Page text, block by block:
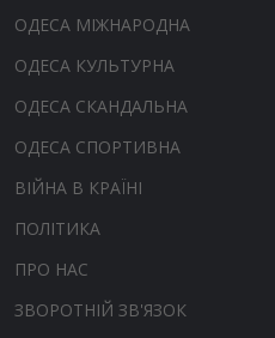
ОДЕСА МІЖНАРОДНА
ОДЕСА КУЛЬТУРНА
ОДЕСА СКАНДАЛЬНА
ОДЕСА СПОРТИВНА
ВІЙНА В КРАЇНІ
ПОЛІТИКА
ПРО НАС
ЗВОРОТНІЙ ЗВ'ЯЗОК